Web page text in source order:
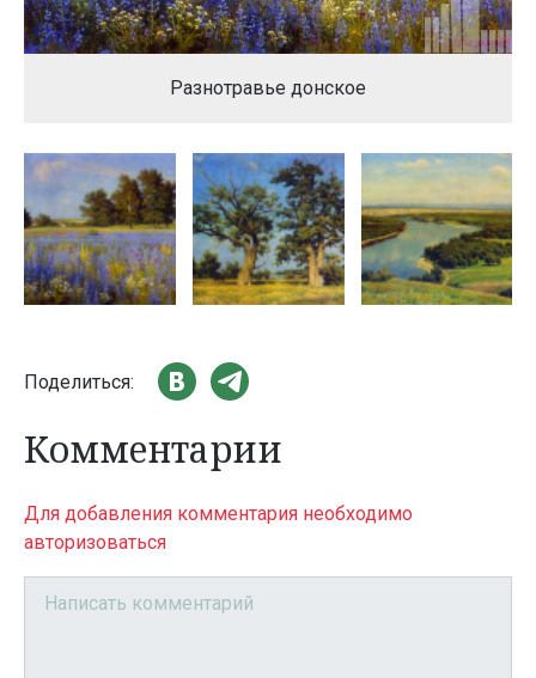
Разнотравье донское
Поделиться:
Комментарии
Для добавления комментария необходимо
авторизоваться